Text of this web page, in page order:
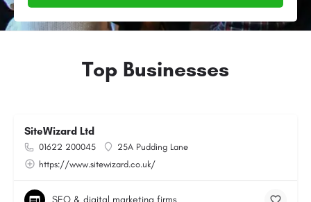
Top Businesses
SiteWizard Ltd
01622 200045
25A Pudding Lane
https://www.sitewizard.co.uk/
SEO & digital marketing firms